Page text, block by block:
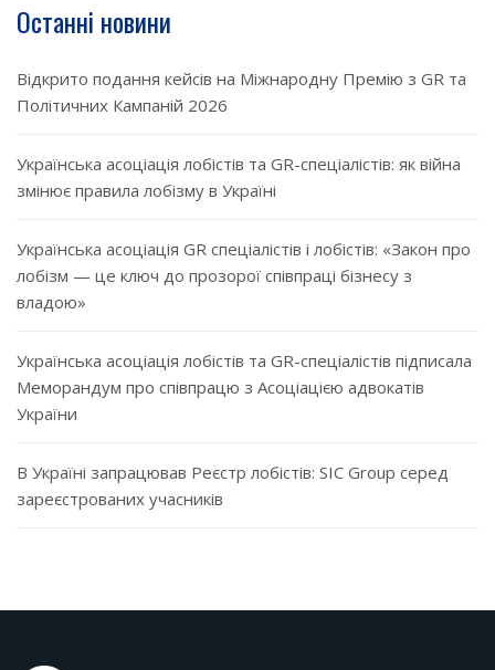
Останні новини
Відкрито подання кейсів на Міжнародну Премію з GR та
Політичних Кампаній 2026
Українська асоціація лобістів та GR-спеціалістів: як війна
змінює правила лобізму в Україні
Українська асоціація GR спеціалістів і лобістів: «Закон про
лобізм — це ключ до прозорої співпраці бізнесу з
владою»
Українська асоціація лобістів та GR-спеціалістів підписала
Меморандум про співпрацю з Асоціацією адвокатів
України
В Україні запрацював Реєстр лобістів: SIC Group серед
зареєстрованих учасників